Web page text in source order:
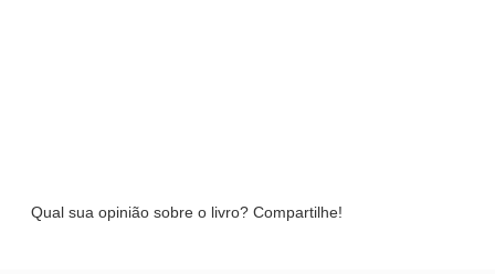
Qual sua opinião sobre o livro? Compartilhe!